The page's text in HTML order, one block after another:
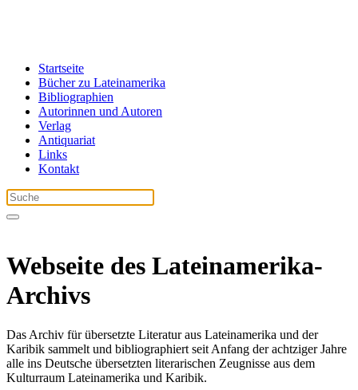
Startseite
Bücher zu Lateinamerika
Bibliographien
Autorinnen und Autoren
Verlag
Antiquariat
Links
Kontakt
Webseite des Lateinamerika-
Archivs
Das Archiv für übersetzte Literatur aus Lateinamerika und der
Karibik sammelt und bibliographiert seit Anfang der achtziger Jahre
alle ins Deutsche übersetzten literarischen Zeugnisse aus dem
Kulturraum Lateinamerika und Karibik.